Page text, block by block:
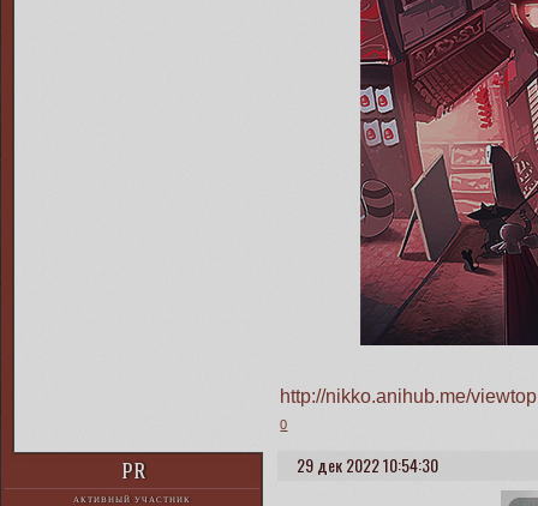
http://nikko.anihub.me/
0
29 дек 2022 10:54:30
PR
АКТИВНЫЙ УЧАСТНИК